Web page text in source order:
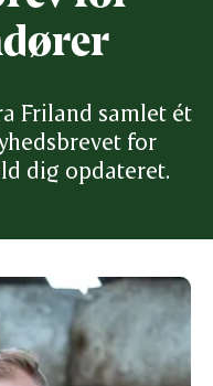
Friland samlet ét
for
dig opdateret.